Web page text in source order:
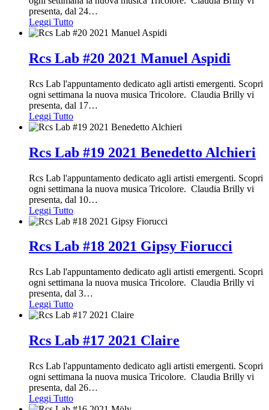
presenta, dal 24…
Leggi Tutto
Rcs Lab #20 2021 Manuel Aspidi
Rcs Lab l'appuntamento dedicato agli artisti emergenti. Scopri
ogni settimana la nuova musica Tricolore. Claudia Brilly vi
presenta, dal 17…
Leggi Tutto
Rcs Lab #19 2021 Benedetto Alchieri
Rcs Lab l'appuntamento dedicato agli artisti emergenti. Scopri
ogni settimana la nuova musica Tricolore. Claudia Brilly vi
presenta, dal 10…
Leggi Tutto
Rcs Lab #18 2021 Gipsy Fiorucci
Rcs Lab l'appuntamento dedicato agli artisti emergenti. Scopri
ogni settimana la nuova musica Tricolore. Claudia Brilly vi
presenta, dal 3…
Leggi Tutto
Rcs Lab #17 2021 Claire
Rcs Lab l'appuntamento dedicato agli artisti emergenti. Scopri
ogni settimana la nuova musica Tricolore. Claudia Brilly vi
presenta, dal 26…
Leggi Tutto